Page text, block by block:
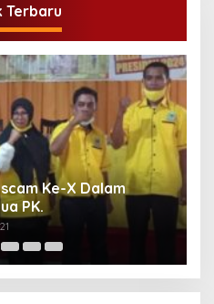
Terbaru
Ke-X Dalam
PK.